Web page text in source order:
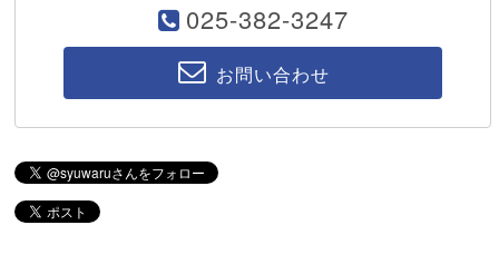
025-382-3247
お問い合わせ